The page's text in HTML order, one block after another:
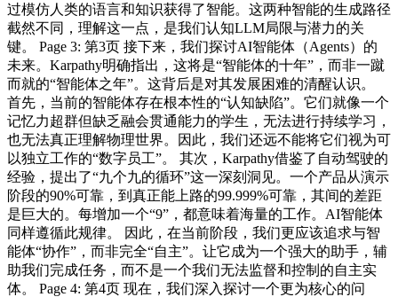
过模仿人类的语言和知识获得了智能。这两种智能的生成路径
截然不同，理解这一点，是我们认知LLM局限与潜力的关
键。 Page 3: 第3页 接下来，我们探讨AI智能体（Agents）的
未来。Karpathy明确指出，这将是“智能体的十年”，而非一蹴
而就的“智能体之年”。这背后是对其发展困难的清醒认识。
首先，当前的智能体存在根本性的“认知缺陷”。它们就像一个
记忆力超群但缺乏融会贯通能力的学生，无法进行持续学习，
也无法真正理解物理世界。因此，我们还远不能将它们视为可
以独立工作的“数字员工”。 其次，Karpathy借鉴了自动驾驶的
经验，提出了“九个九的循环”这一深刻洞见。一个产品从演示
阶段的90%可靠，到真正能上路的99.999%可靠，其间的差距
是巨大的。每增加一个“9”，都意味着海量的工作。AI智能体
同样遵循此规律。 因此，在当前阶段，我们更应该追求与智
能体“协作”，而非完全“自主”。让它成为一个强大的助手，辅
助我们完成任务，而不是一个我们无法监督和控制的自主实
体。 Page 4: 第4页 现在，我们深入探讨一个更为核心的问